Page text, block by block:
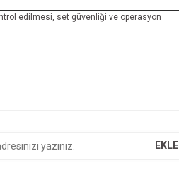
edilmesi, set güvenliği ve operasyon
EKLE